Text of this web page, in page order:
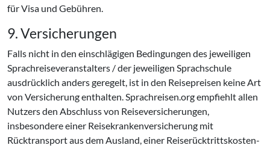
für Visa und Gebühren.
9. Versicherungen
Falls nicht in den einschlägigen Bedingungen des jeweiligen
Sprachreiseveranstalters / der jeweiligen Sprachschule
ausdrücklich anders geregelt, ist in den Reisepreisen keine Art
von Versicherung enthalten. Sprachreisen.org empfiehlt allen
Nutzers den Abschluss von Reiseversicherungen,
insbesondere einer Reisekrankenversicherung mit
Rücktransport aus dem Ausland, einer Reiserücktrittskosten-